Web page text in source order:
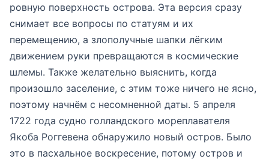
ровную поверхность острова. Эта версия сразу
снимает все вопросы по статуям и их
перемещению, а злополучные шапки лёгким
движением руки превращаются в космические
шлемы. Также желательно выяснить, когда
произошло заселение, с этим тоже ничего не ясно,
поэтому начнём с несомненной даты. 5 апреля
1722 года судно голландского мореплавателя
Якоба Роггевена обнаружило новый остров. Было
это в пасхальное воскресение, потому остров и